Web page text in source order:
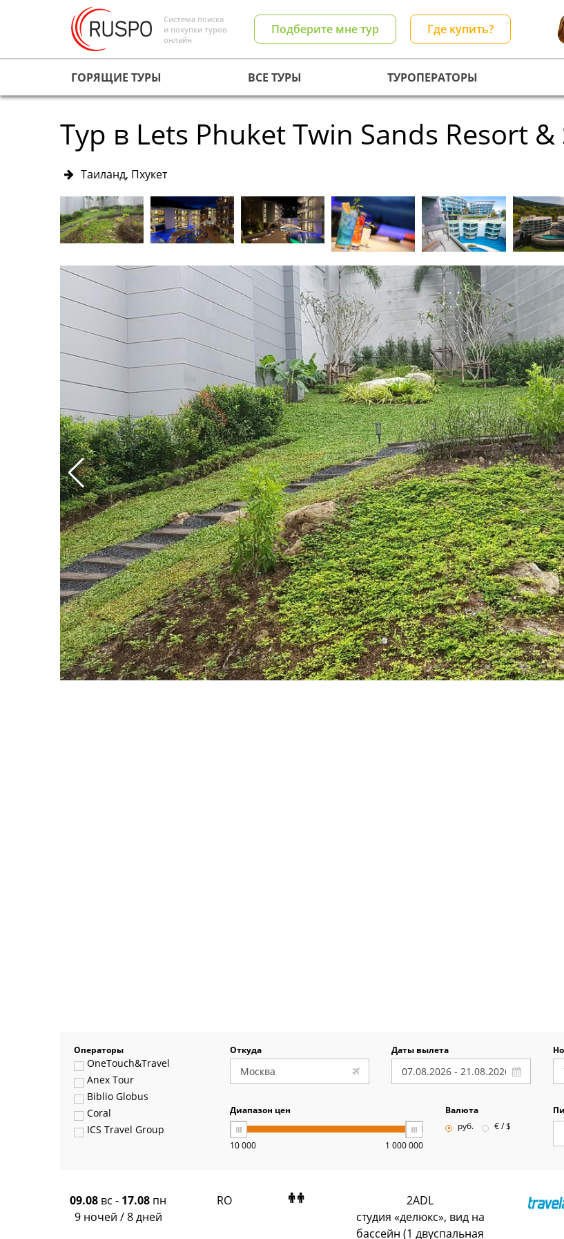
Система поиска
и покупки туров
онлайн
Подберите мне тур Где купить?
ГОРЯЩИЕ ТУРЫ ВСЕ ТУРЫ ТУРОПЕРАТОРЫ
Тур в Lets Phuket Twin Sands Resort
Таиланд, Пхукет
Операторы
OneTouch&Travel
Anex Tour
Biblio Globus
Coral
ICS Travel Group
Panteon
Ambotis
Откуда Даты вылета
Диапазон цен
10 000 1 000 000
Валюта
руб.
€ / $
09.08 вс - 17.08 пн
9 ночей / 8 дней
RO
2ADL
студия «делюкс», вид на
бассейн (1 двуспальная